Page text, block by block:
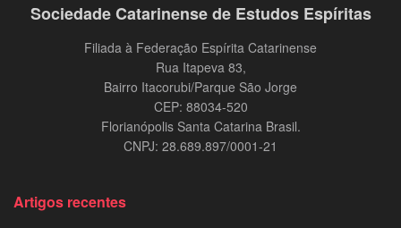
Sociedade Catarinense de Estudos Espíritas
Filiada à Federação Espírita Catarinense
Rua Itapeva 83,
Bairro Itacorubi/Parque São Jorge
CEP: 88034-520
Florianópolis Santa Catarina Brasil.
CNPJ: 28.689.897/0001-21
Artigos recentes